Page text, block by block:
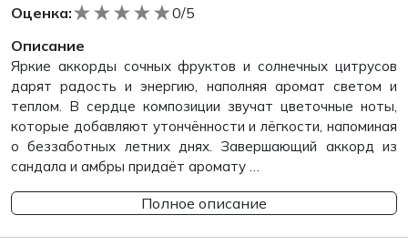
Оценка: ★
★
★
★
★
0/5
Описание
Яркие аккорды сочных фруктов и солнечных цитрусов
дарят радость и энергию, наполняя аромат светом и
теплом. В сердце композиции звучат цветочные ноты,
которые добавляют утончённости и лёгкости, напоминая
о беззаботных летних днях. Завершающий аккорд из
сандала и амбры придаёт аромату …
Полное описание